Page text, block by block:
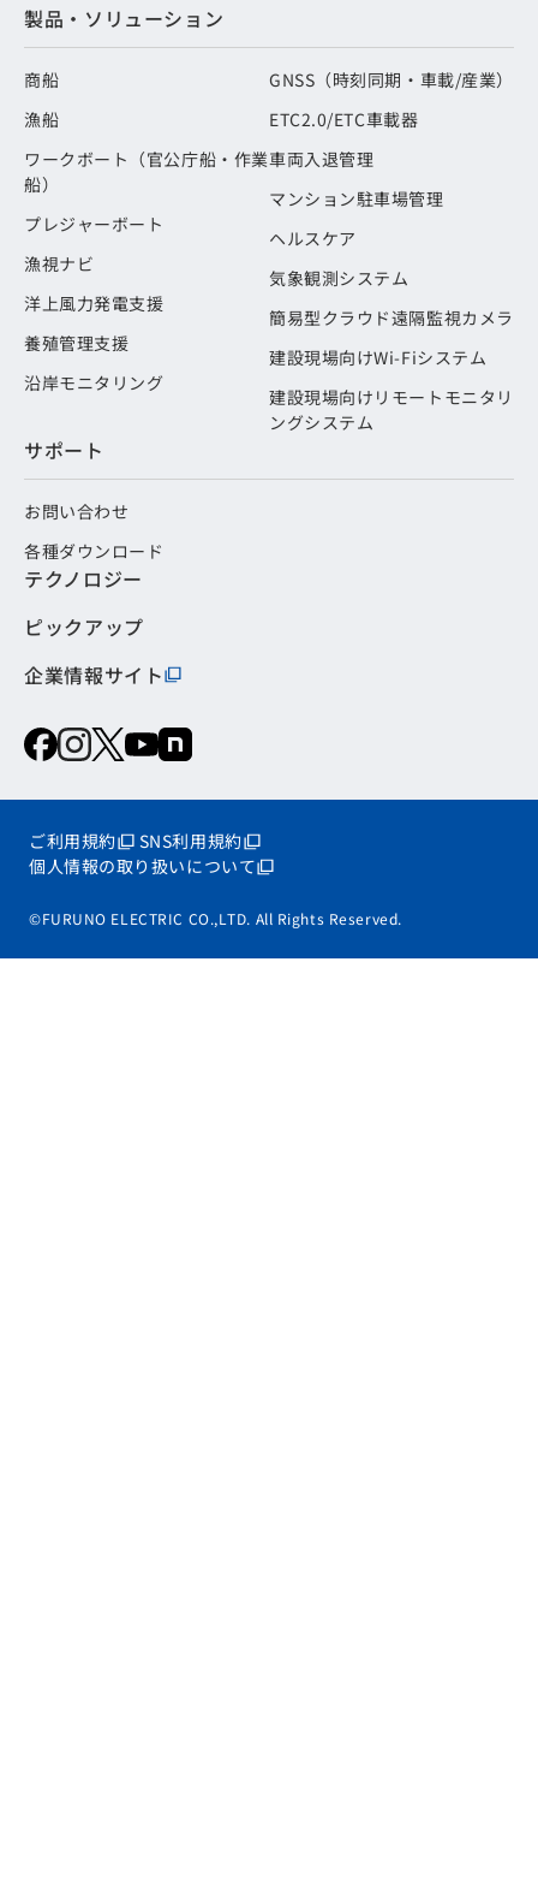
製品・ソリューション
商船
漁船
ワークボート（官公庁船・作業
船）
プレジャーボート
漁視ナビ
洋上風力発電支援
養殖管理支援
沿岸モニタリング
GNSS（時刻同期・車載/産業）
ETC2.0/ETC車載器
車両入退管理
マンション駐車場管理
ヘルスケア
気象観測システム
簡易型クラウド遠隔監視カメラ
建設現場向けWi-Fiシステム
建設現場向けリモートモニタリ
ングシステム
サポート
お問い合わせ
各種ダウンロード
テクノロジー
ピックアップ
企業情報サイト
ご利用規約
SNS利用規約
個人情報の取り扱いについて
©FURUNO ELECTRIC CO.,LTD. All Rights Reserved.